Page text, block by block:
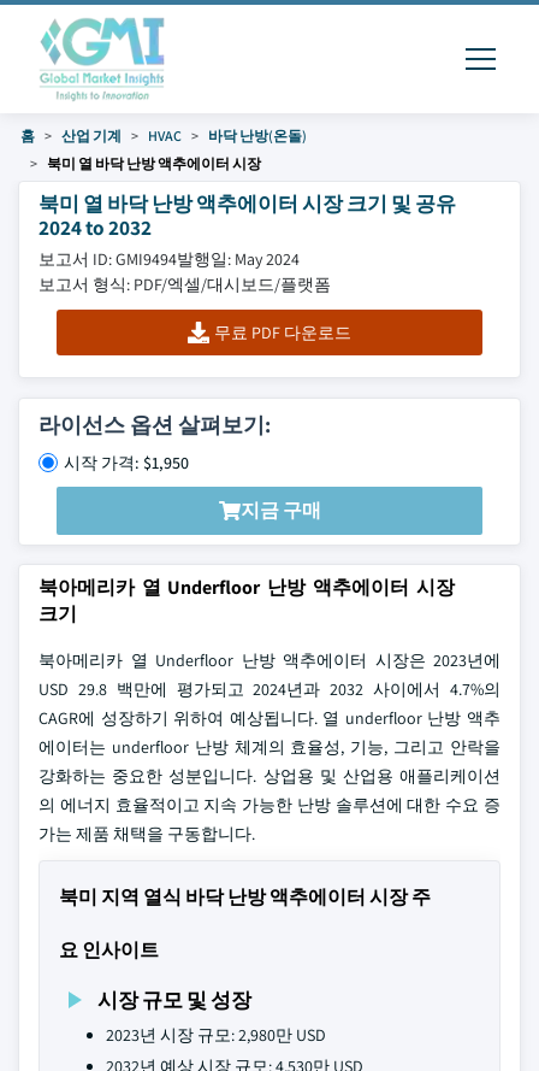
홈 산업 기계 HVAC
바닥 난방(온돌)
북미 열 바닥 난방 액추에이터 시장
북미 열 바닥 난방 액추에이터 시장 크기 및 공유
2024 to 2032
보고서 ID: GMI9494발행일: May 2024
보고서 형식: PDF/엑셀/대시보드/플랫폼
무료 PDF 다운로드
라이선스 옵션 살펴보기:
시작 가격: $1,950
지금 구매
북아메리카 열 Underfloor 난방 액추에이터 시장
크기
북아메리카 열 Underfloor 난방 액추에이터 시장은 2023년에
USD 29.8 백만에 평가되고 2024년과 2032 사이에서 4.7%의
CAGR에 성장하기 위하여 예상됩니다. 열 underfloor 난방 액추
에이터는 underfloor 난방 체계의 효율성, 기능, 그리고 안락을
강화하는 중요한 성분입니다. 상업용 및 산업용 애플리케이션
의 에너지 효율적이고 지속 가능한 난방 솔루션에 대한 수요 증
가는 제품 채택을 구동합니다.
북미 지역 열식 바닥 난방 액추에이터 시장 주
요 인사이트
시장 규모 및 성장
2023년 시장 규모: 2,980만 USD
2032년 예상 시장 규모: 4,530만 USD